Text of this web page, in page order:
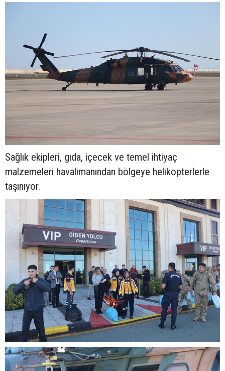
Sağlık ekipleri, gıda, içecek ve temel ihtiyaç
malzemeleri havalimanından bölgeye helikopterlerle
taşınıyor.